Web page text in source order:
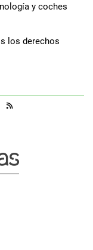
y coches
los derechos
Discover